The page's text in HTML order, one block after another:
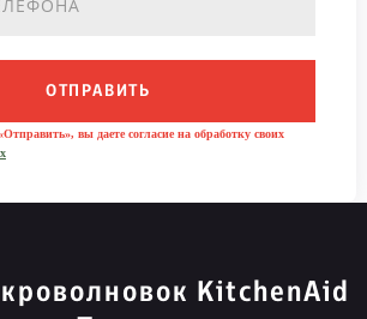
ОТПРАВИТЬ
вы даете согласие на обработку своих
KitchenAid